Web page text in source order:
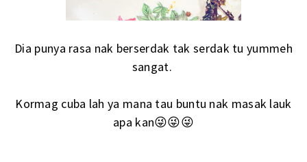
Dia punya rasa nak berserdak tak serdak tu yummeh
sangat.
Kormag cuba lah ya mana tau buntu nak masak lauk
apa kan😜😜😜